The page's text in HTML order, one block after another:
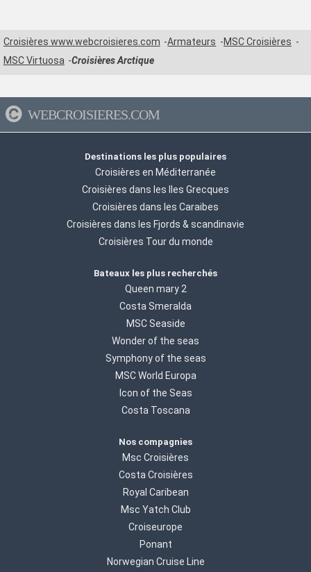
Croisières www.webcroisieres.com Armateurs
MSC Croisières
MSC Virtuosa
Croisières Arctique
WEBCROISIERES.COM
Destinations les plus populaires
Croisières en Méditerranée
Croisières dans les Iles Grecques
Croisières dans les Caraibes
Croisières dans les Fjords & scandinavie
Croisières Tour du monde
Bateaux les plus recherchés
Queen mary 2
Costa Smeralda
MSC Seaside
Wonder of the seas
Symphony of the seas
MSC World Europa
Icon of the Seas
Costa Toscana
Nos compagnies
Msc Croisières
Costa Croisières
Royal Caribean
Msc Yatch Club
Croiseurope
Ponant
Norwegian Cruise Line